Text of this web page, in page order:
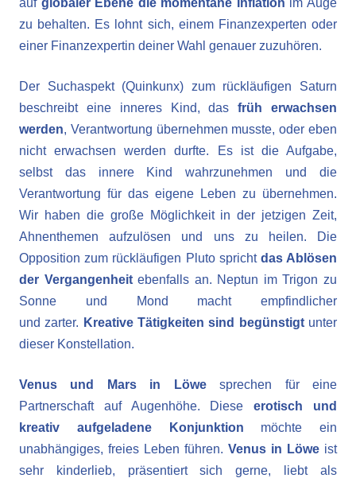
auf globaler Ebene die momentane Inflation im Auge
zu behalten. Es lohnt sich, einem Finanzexperten oder
einer Finanzexpertin deiner Wahl genauer zuzuhören.
Der Suchaspekt (Quinkunx) zum rückläufigen Saturn
beschreibt eine inneres Kind, dasfrüh erwachsen
werden, Verantwortung übernehmen musste, oder eben
nicht erwachsen werden durfte. Es ist die Aufgabe,
selbst das innere Kind wahrzunehmen und die
Verantwortung für das eigene Leben zu übernehmen.
Wir haben die große Möglichkeit in der jetzigen Zeit,
Ahnenthemen aufzulösen und uns zu heilen. Die
Opposition zum rückläufigen Pluto spricht das Ablösen
der Vergangenheitebenfalls an. Neptun im Trigon zu
Sonne und Mond macht empfindlicher
und zarter. Kreative Tätigkeiten sind begünstigtunter
dieser Konstellation.
Venus und Mars in Löwesprechen für eine
Partnerschaft auf Augenhöhe. Dieseerotisch und
kreativ aufgeladene Konjunktion möchte ein
unabhängiges, freies Leben führen. Venus in Löwe ist
sehr kinderlieb, präsentiert sich gerne, liebt als